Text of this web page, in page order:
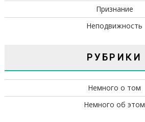
Признание
Неподвижность
РУБРИКИ
Немного о том
Немного об этом